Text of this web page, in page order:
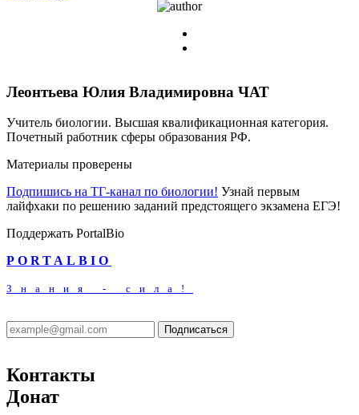
Леонтьева Юлия Владимировна ЧАТ
Учитель биологии. Высшая квалификационная категория.
Почетный работник сферы образования РФ.
Материалы проверены
Подпишись на ТГ-канал по биологии! Узнай первым
лайфхаки по решению заданий предстоящего экзамена ЕГЭ!
Поддержать PortalBio
PORTALBIO
Знания - сила!
Подписаться
Контакты
Донат